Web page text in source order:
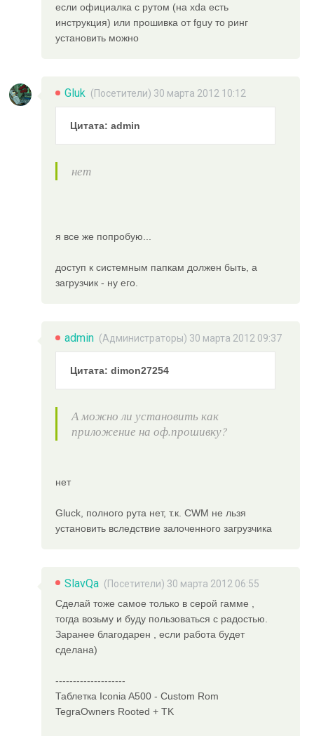
если официалка с рутом (на xda есть
инструкция) или прошивка от fguy то ринг
установить можно
Gluk (Посетители) 30 марта 2012 10:12
Цитата: admin
нет
я все же попробую...
доступ к системным папкам должен быть, а
загрузчик - ну его.
admin (Администраторы) 30 марта 2012 09:37
Цитата: dimon27254
А можно ли установить как
приложение на оф.прошивку?
нет
Gluck, полного рута нет, т.к. CWM не льзя
установить вследствие залоченного загрузчика
SlavQa (Посетители) 30 марта 2012 06:55
Сделай тоже самое только в серой гамме ,
тогда возьму и буду пользоваться с радостью.
Заранее благодарен , если работа будет
сделана)
--------------------
Таблетка Iconia A500 - Custom Rom
TegraOwners Rooted + TK